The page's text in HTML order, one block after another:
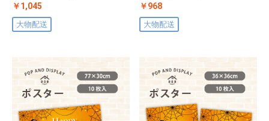
￥1,045
大物配送
￥968
大物配送